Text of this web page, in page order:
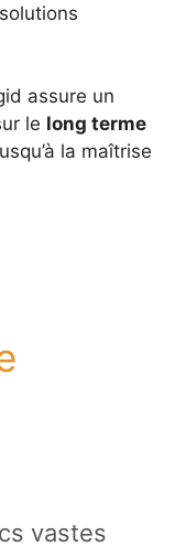
assure un
le long terme
la maîtrise
vastes